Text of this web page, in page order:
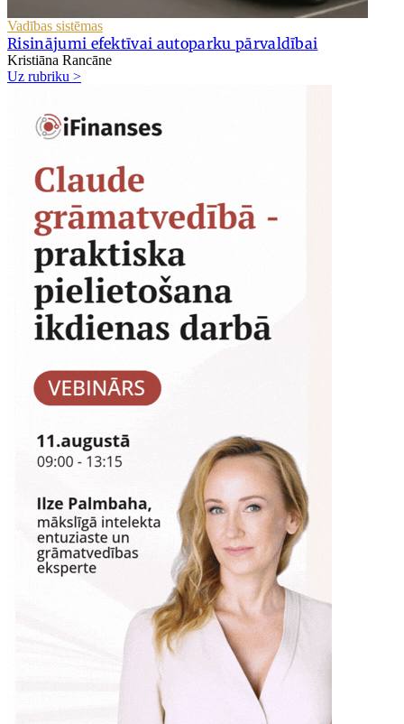
Vadības sistēmas
Risinājumi efektīvai autoparku pārvaldībai
Kristiāna Rancāne
Uz rubriku >